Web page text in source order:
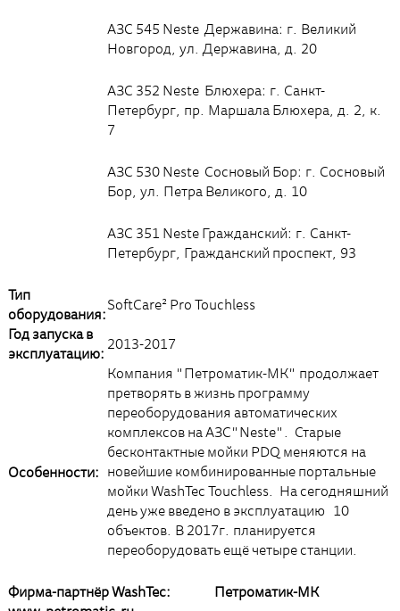
АЗС 545 Neste Державина: г. Великий
Новгород, ул. Державина, д. 20
АЗС 352 Neste Блюхера: г. Санкт-
Петербург, пр. Маршала Блюхера, д. 2, к.
7
АЗС 530 Neste Сосновый Бор: г. Сосновый
Бор, ул. Петра Великого, д. 10
АЗС 351 Neste Гражданский: г. Санкт-
Петербург, Гражданский проспект, 93
Тип
оборудования:
SoftCare² Pro Touchless
Год запуска в
эксплуатацию:
2013-2017
Особенности:
Компания "Петроматик-МК" продолжает
претворять в жизнь программу
переоборудования автоматических
комплексов на АЗС"Neste". Старые
бесконтактные мойки PDQ меняются на
новейшие комбинированные портальные
мойки WashTec Touchless. На сегодняшний
день уже введено в эксплуатацию 10
объектов. В 2017г. планируется
переоборудовать ещё четыре станции.
Фирма-партнёр WashTec: Петроматик-МК